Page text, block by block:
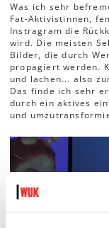
Was ich sehr
Fat-Aktivistinnen,
Instragram die
wird. Die meisten
Bilder, die durch
propagiert werden.
und lachen... also
Das finde ich sehr
durch ein aktives
und